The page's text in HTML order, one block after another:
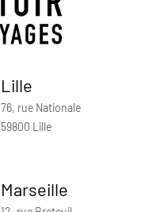
Lille
76, rue Nationale
59800 Lille
Marseille